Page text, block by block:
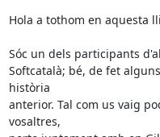
Hola a tothom en aquesta
Sóc un dels participants
Softcatalà; bé, de fet
història
anterior. Tal com us vaig
vosaltres,